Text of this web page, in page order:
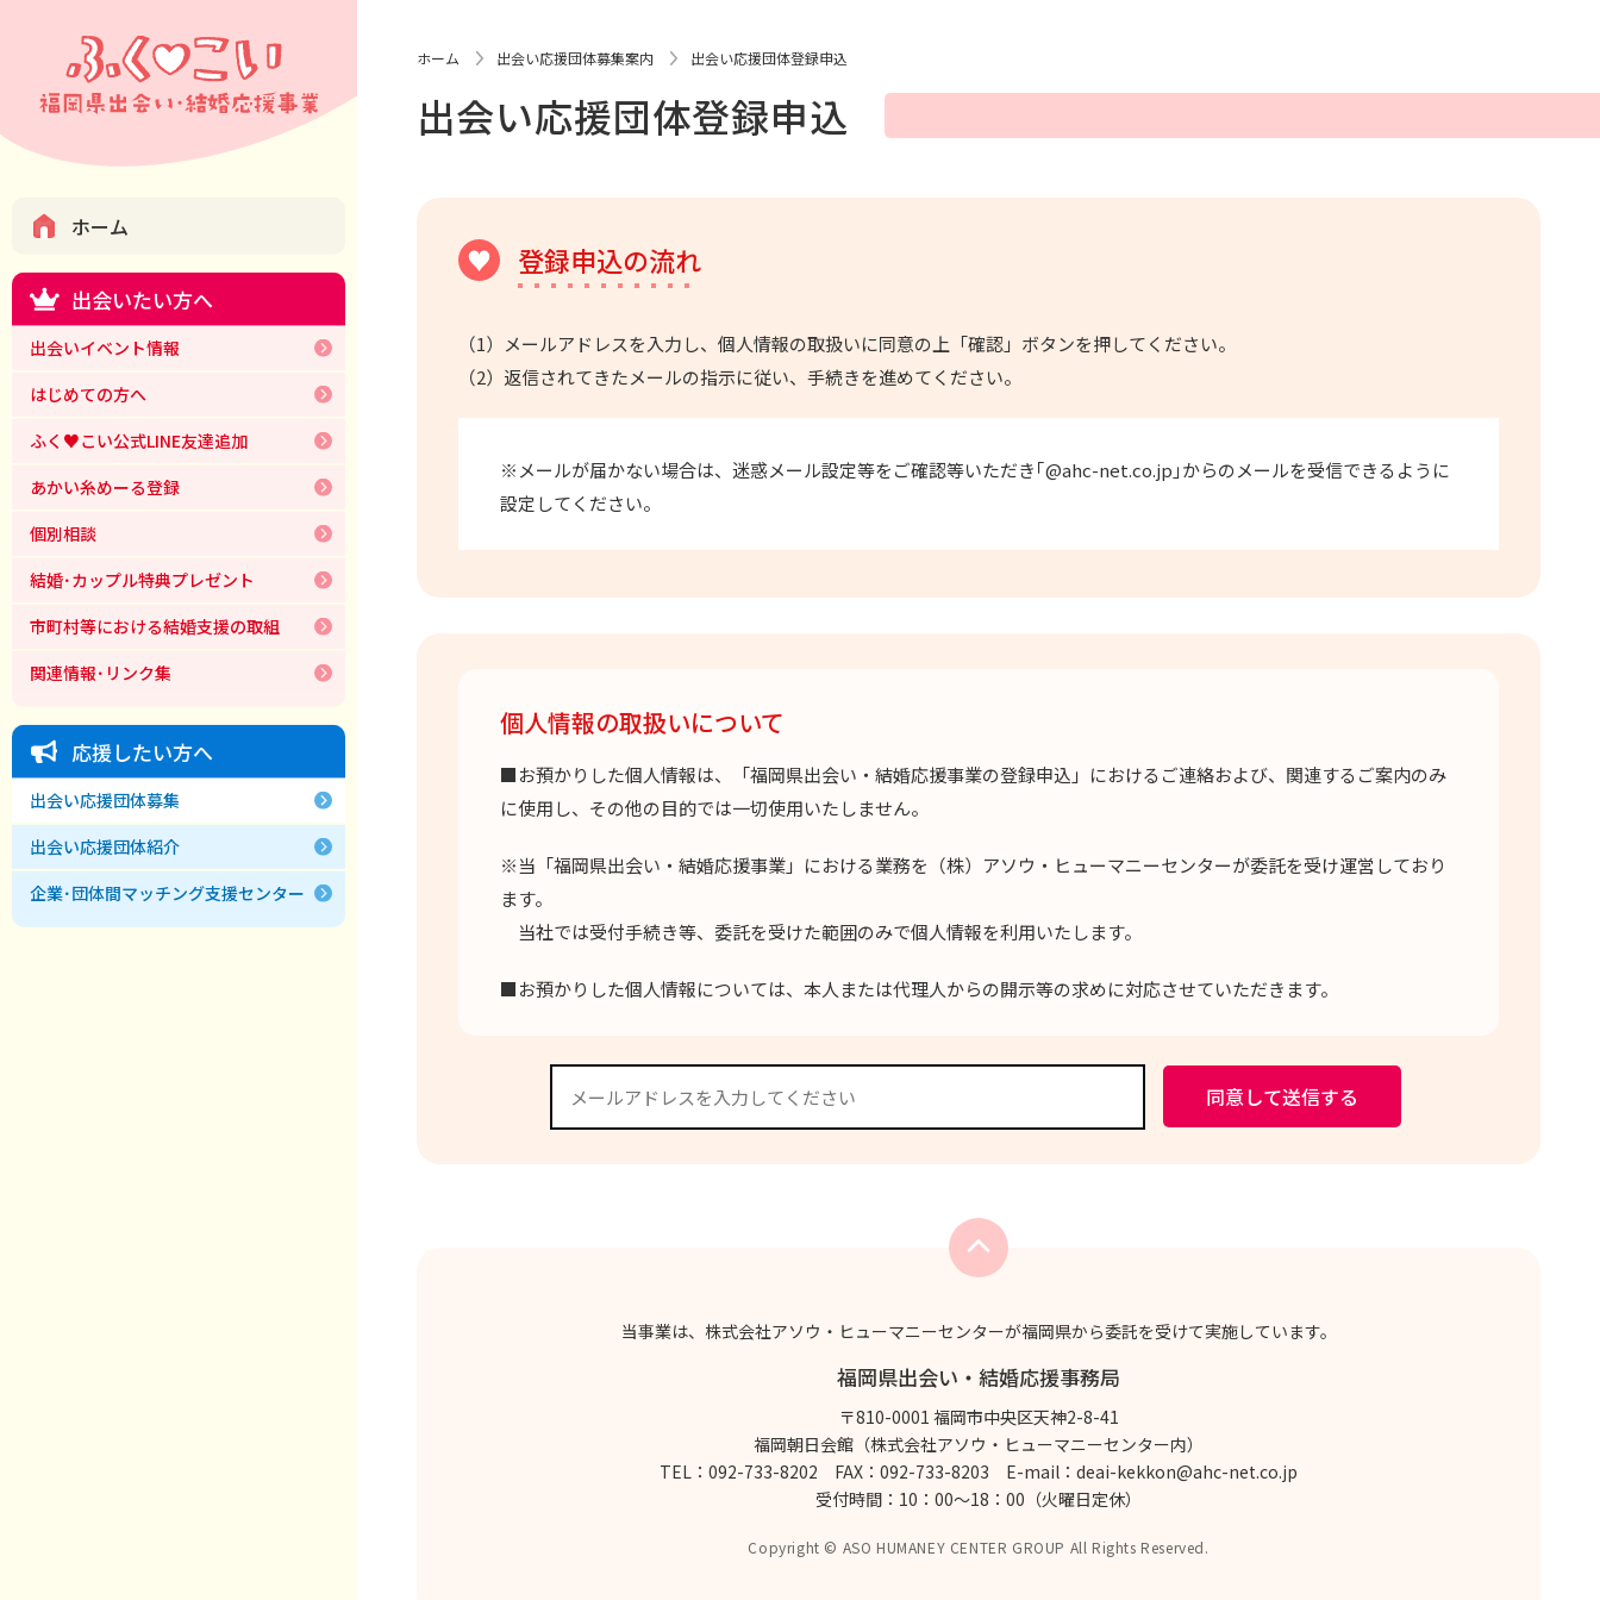
ホーム
出会いたい方へ
出会いイベント情報
はじめての方へ
ふく♥こい公式LINE友達追加
あかい糸めーる登録
個別相談
結婚･カップル特典プレゼント
市町村等における結婚支援の取組
関連情報･リンク集
応援したい方へ
出会い応援団体募集
出会い応援団体紹介
企業･団体間マッチング支援センター
ホーム 出会い応援団体募集案内 出会い応援団体登録申込
出会い応援団体登録申込
登録申込の流れ
（1）メールアドレスを入力し、個人情報の取扱いに同意の上「確認」ボタンを押してください。
（2）返信されてきたメールの指示に従い、手続きを進めてください。
※メールが届かない場合は、迷惑メール設定等をご確認等いただき｢@ahc-net.co.jp｣からのメールを受信できるように
設定してください。
個人情報の取扱いについて
■お預かりした個人情報は、「福岡県出会い・結婚応援事業の登録申込」におけるご連絡および、関連するご案内のみ
に使用し、その他の目的では一切使用いたしません。
※当「福岡県出会い・結婚応援事業」における業務を（株）アソウ・ヒューマニーセンターが委託を受け運営しており
ます。
当社では受付手続き等、委託を受けた範囲のみで個人情報を利用いたします。
■お預かりした個人情報については、本人または代理人からの開示等の求めに対応させていただきます。
当事業は、株式会社アソウ・ヒューマニーセンターが福岡県から委託を受けて実施しています。
福岡県出会い・結婚応援事務局
〒810-0001 福岡市中央区天神2-8-41
福岡朝日会館（株式会社アソウ・ヒューマニーセンター内）
TEL：092-733-8202 FAX：092-733-8203 E-mail： deai-kekkon@ahc-net.co.jp
受付時間：10：00～18：00（火曜日定休）
Copyright © ASO HUMANEY CENTER GROUP All Rights Reserved.